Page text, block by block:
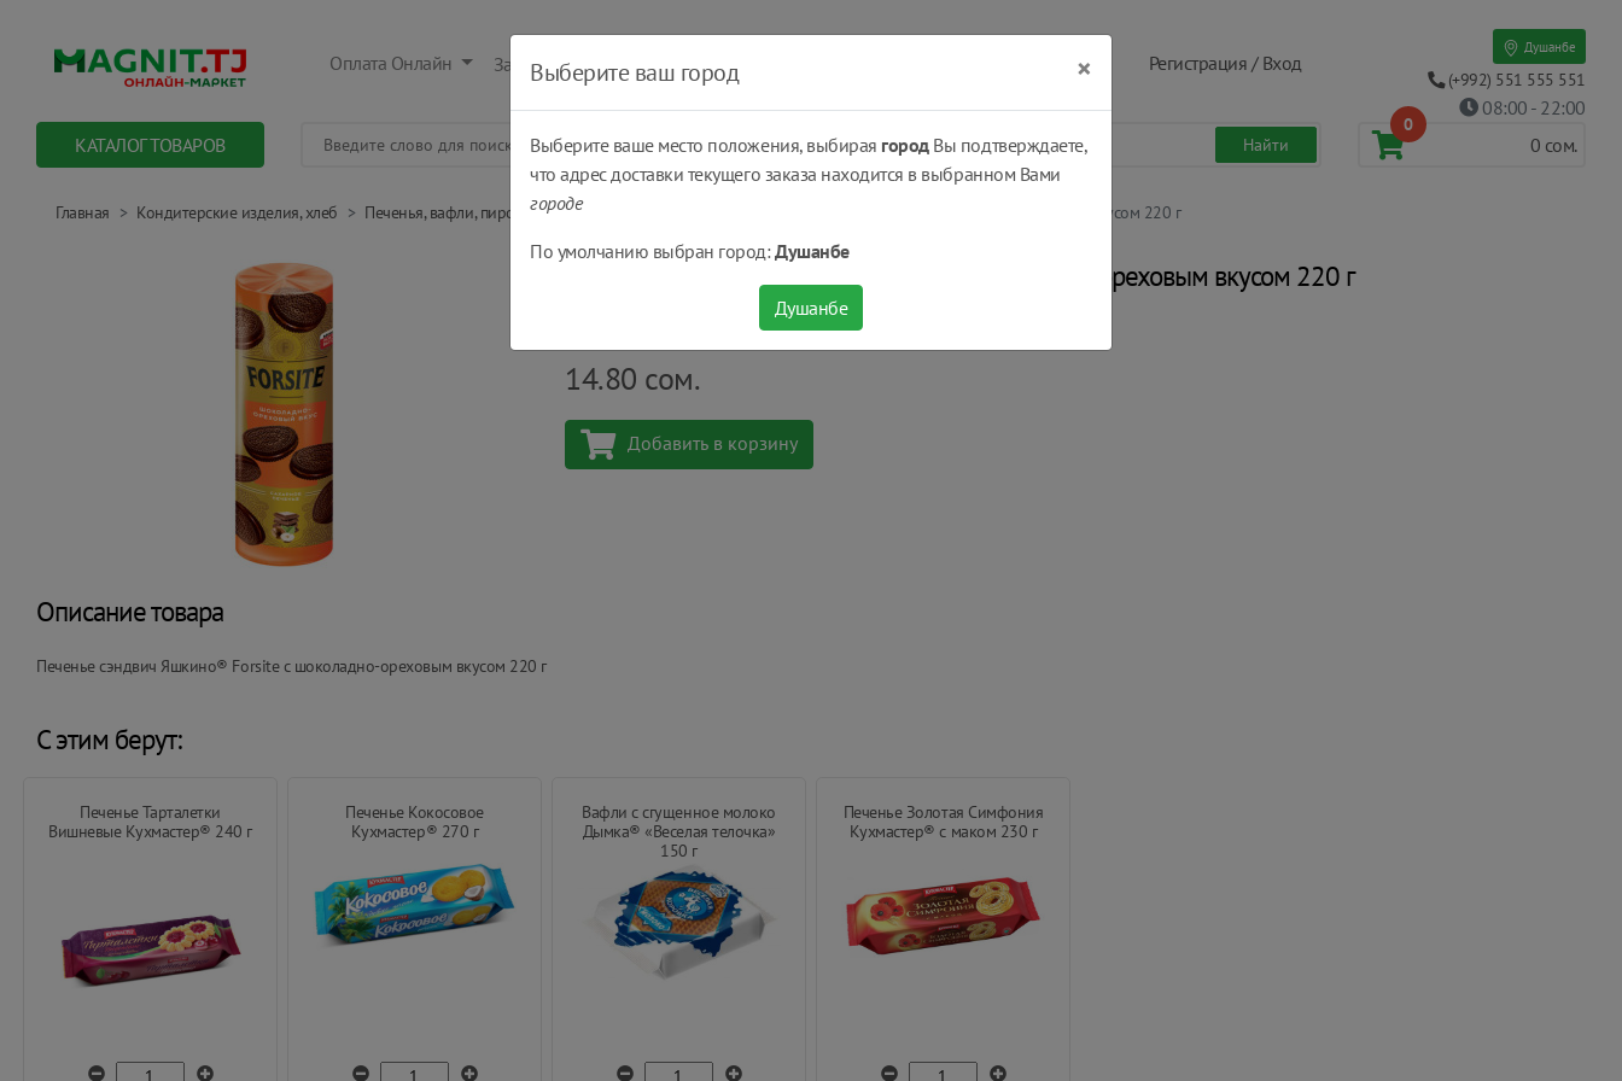
Оплата Онлайн Заказать Оплатить Получить Регистрация / Вход
Душанбе
(+992) 551 555 551
08:00 - 22:00
КАТАЛОГ ТОВАРОВ
0
0 сом.
Главная Кондитерские изделия, хлеб Печенья, вафли, пирожные, круассаны... Печенье сэндвич Яшкино® Forsite с шоколадно-ореховым вкусом 220 г
Печенье сэндвич Яшкино® Forsite с шоколадно-ореховым вкусом 220 г
шт
14.80 сом.
Добавить в корзину
Описание товара
Печенье сэндвич Яшкино® Forsite с шоколадно-ореховым вкусом 220 г
С этим берут:
Печенье Тарталетки
Вишневые Кухмастер® 240 г
Печенье Кокосовое
Кухмастер® 270 г
Вафли с сгущенное молоко
Дымка® «Веселая телочка»
150 г
Печенье Золотая Симфония
Кухмастер® с маком 230 г
Выберите ваш город ×
Выберите ваше место положения, выбирая городВы подтверждаете,
что адрес доставки текущего заказа находится в выбранном Вами
городе
По умолчанию выбран город:Душанбе
Душанбе